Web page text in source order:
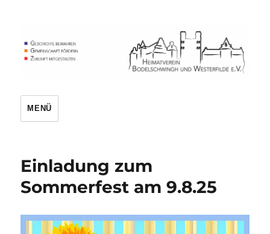
MENÜ
Einladung zum
Sommerfest am 9.8.25